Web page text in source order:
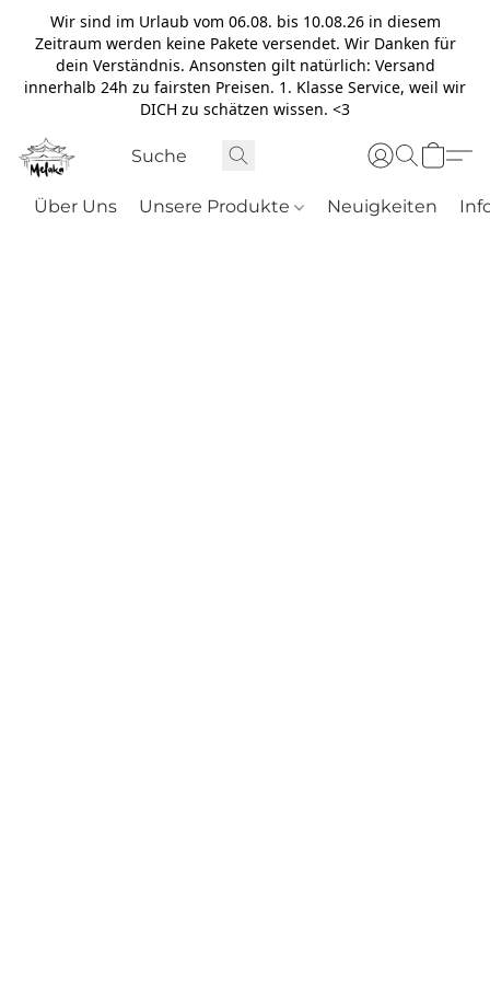
Wir sind im Urlaub vom 06.08. bis 10.08.26 in diesem
Zeitraum werden keine Pakete versendet. Wir Danken für
dein Verständnis. Ansonsten gilt natürlich: Versand
innerhalb 24h zu fairsten Preisen. 1. Klasse Service, weil wir
DICH zu schätzen wissen. <3
Über Uns Unsere Produkte Neuigkeiten